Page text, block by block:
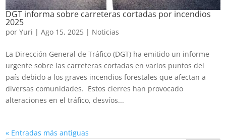
DGT informa sobre carreteras cortadas por incendios
2025
porYuri |Ago 15, 2025 | Noticias
La Dirección General de Tráfico (DGT) ha emitido un informe
urgente sobre las carreteras cortadas en varios puntos del
país debido a los graves incendios forestales que afectan a
diversas comunidades. Estos cierres han provocado
alteraciones en el tráfico, desvíos...
« Entradas más antiguas